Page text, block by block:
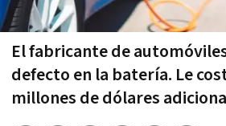
El fabricante de
defecto en la batería. Le
millones de dólares